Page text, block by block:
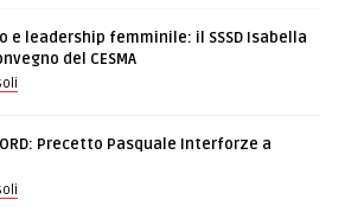
e leadership femminile: il SSSD Isabella
del CESMA
Precetto Pasquale Interforze a